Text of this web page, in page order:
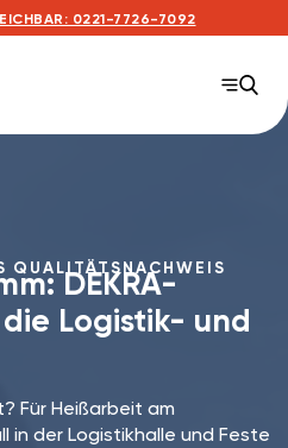
0221-7726-7092
QUALITÄTSNACHWEIS
DEKRA-
Logistik- und
Für Heißarbeit am
in der Logistikhalle und Feste